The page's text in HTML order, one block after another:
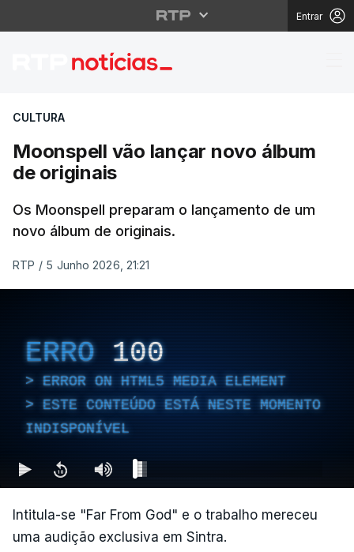
Entrar
Moonspell vão lançar
CULTURA
Moonspell vão lançar novo álbum
de originais
Os Moonspell preparam o lançamento de um
novo álbum de originais.
RTP / 5 Junho 2026, 21:21
ERRO 100
ERROR ON HTML5 MEDIA ELEMENT
ESTE CONTEÚDO ESTÁ NESTE MOMENTO
INDISPONÍVEL
Intitula-se "Far From God" e o trabalho mereceu
uma audição exclusiva em Sintra.